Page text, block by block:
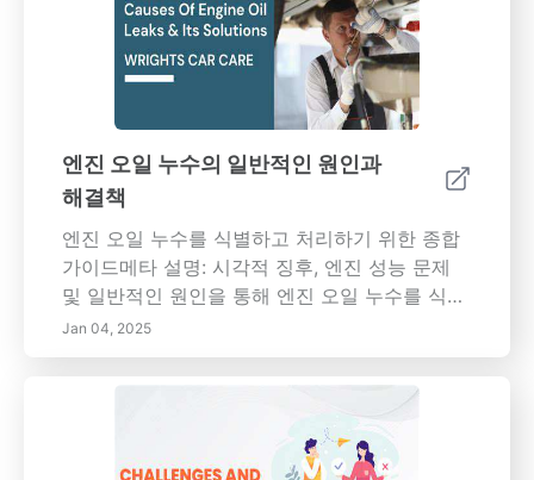
스, 작업 관리, 생산성, 작업 우선 순위, 시간 관
리, 의사 결정, 스트레스 감소, 직업 개발, 목표 설
정 내용 개요: 아이젠하워 매트릭스를 통해 효과
적인 시간 관리의 잠재력을 발휘해주세요! 이 유
명한 도구는 작업을 네 가지 주요 사분면— 긴급
하고 중요한 작업, 중요하지만 긴급하지 않은 작
업, 긴급하지만 중요하지 않은 작업, 그리고 긴급
하지도 중요하지도 않은 작업으로 분류하는 데
도움을 줍니다. 작업의 우선 순위를 정하는 방법
을 이해함으로써 생산성을 높이고 스트레스를
최소화할 수 있습니다. 명확한 목표 및 기한 설
정, 시간 차단 기술 활용 및 전략 지속 검토를 포
함하여 매트릭스를 일상 생활에 도입하는 실용
적인 단계를 탐색해 보세요. 효율적인 의사 결정
및 개인 책임에 대한 귀중한 통찰력을 얻을 수 있
습니다. 바쁜 직장인이나 개인 작업을 더 잘 관리
하고자 하는 경우에도 아이젠하워 매트릭스는
엔진 오일 누수의 일반적인 원인과
해결책
엔진 오일 누수를 식별하고 처리하기 위한 종합
가이드메타 설명: 시각적 징후, 엔진 성능 문제
및 일반적인 원인을 통해 엔진 오일 누수를 식별
하는 방법을 알아보세요. 차량 엔진의 건강을 유
지하고 비싼 수리를 피하기 위해 효과적인 솔루
션과 예방 조치를 배웁니다. --- 엔진 오일 누수
의 증상 식별엔진 유지보수의 경우, 오일 누수를
조기에 발견하면 시간과 비용을 절약할 수 있습
니다. 바닥의 오일 얼룩이나 엔진 후드 아래의 기
Jan 04, 2025